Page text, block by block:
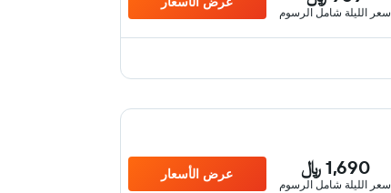
سعر الليلة شامل الرسوم
1,690 ﷼
سعر الليلة شامل الرسوم
عرض الأسعار